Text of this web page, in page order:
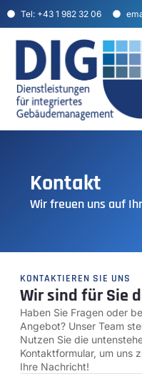
Tel: +43 1 982 32 06
Kontakt
Wir freuen uns auf
KONTAKTIEREN SIE UNS
Wir sind für Sie
Haben Sie Fragen oder
Angebot? Unser Team
Nutzen Sie die
Kontaktformular, um uns
Ihre Nachricht!